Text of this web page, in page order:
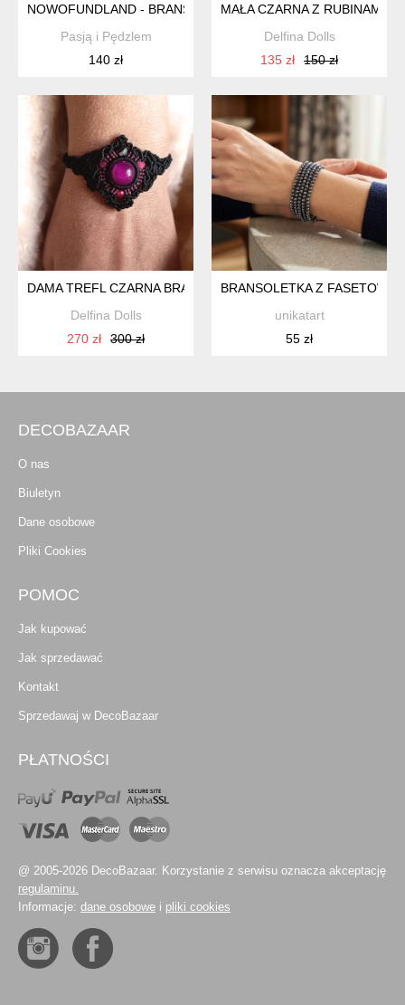
NOWOFUNDLAND - BRANSOLETKA Z PSEM, SREBRO 925
Pasją i Pędzlem
140 zł
MAŁA CZARNA Z RUBINAMI I
Delfina Dolls
135 zł
150 zł
DAMA TREFL CZARNA BRANSOLETKA Z JADEITEM I
Delfina Dolls
270 zł
300 zł
BRANSOLETKA Z
unikatart
55 zł
DECOBAZAAR
O nas
Biuletyn
Dane osobowe
Pliki Cookies
POMOC
Jak kupować
Jak sprzedawać
Kontakt
Sprzedawaj w DecoBazaar
PŁATNOŚCI
@ 2005-2026 DecoBazaar. Korzystanie z serwisu oznacza akceptację
regulaminu.
Informacje: dane osobowe i pliki cookies